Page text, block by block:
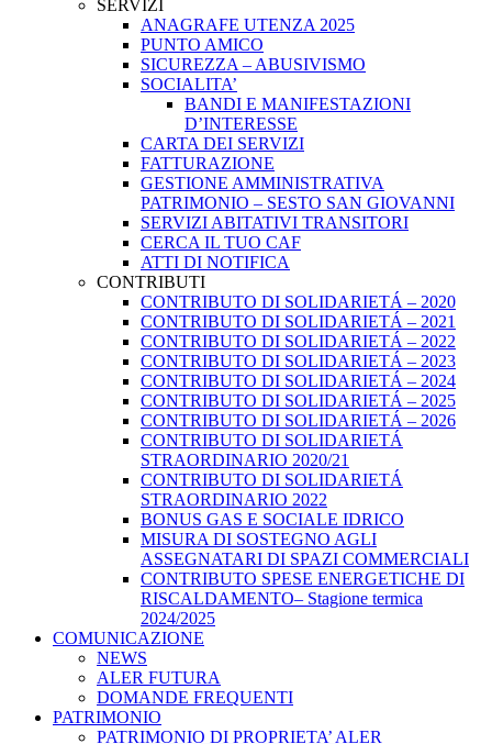
SERVIZI
ANAGRAFE UTENZA 2025
PUNTO AMICO
SICUREZZA – ABUSIVISMO
SOCIALITA’
BANDI E MANIFESTAZIONI
D’INTERESSE
CARTA DEI SERVIZI
FATTURAZIONE
GESTIONE AMMINISTRATIVA
PATRIMONIO – SESTO SAN GIOVANNI
SERVIZI ABITATIVI TRANSITORI
CERCA IL TUO CAF
ATTI DI NOTIFICA
CONTRIBUTI
CONTRIBUTO DI SOLIDARIETÁ – 2020
CONTRIBUTO DI SOLIDARIETÁ – 2021
CONTRIBUTO DI SOLIDARIETÁ – 2022
CONTRIBUTO DI SOLIDARIETÁ – 2023
CONTRIBUTO DI SOLIDARIETÁ – 2024
CONTRIBUTO DI SOLIDARIETÁ – 2025
CONTRIBUTO DI SOLIDARIETÁ – 2026
CONTRIBUTO DI SOLIDARIETÁ
STRAORDINARIO 2020/21
CONTRIBUTO DI SOLIDARIETÁ
STRAORDINARIO 2022
BONUS GAS E SOCIALE IDRICO
MISURA DI SOSTEGNO AGLI
ASSEGNATARI DI SPAZI COMMERCIALI
CONTRIBUTO SPESE ENERGETICHE DI
RISCALDAMENTO– Stagione termica
2024/2025
COMUNICAZIONE
NEWS
ALER FUTURA
DOMANDE FREQUENTI
PATRIMONIO
PATRIMONIO DI PROPRIETA’ ALER